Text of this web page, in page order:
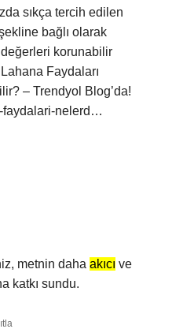
sıkça tercih edilen
bağlı olarak
korunabilir
Faydaları
– Trendyol Blog’da!
faydalari-nelerd…
metnin daha akıcı ve
katkı sundu.